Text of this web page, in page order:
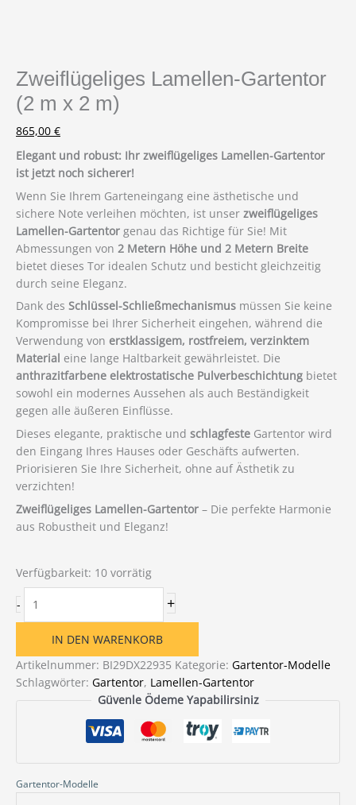
Zweiflügeliges Lamellen-Gartentor
(2 m x 2 m)
865,00 €
Elegant und robust: Ihr zweiflügeliges Lamellen-Gartentor
ist jetzt noch sicherer!
Wenn Sie Ihrem Garteneingang eine ästhetische und
sichere Note verleihen möchten, ist unser zweiflügeliges
Lamellen-Gartentor genau das Richtige für Sie! Mit
Abmessungen von 2 Metern Höhe und 2 Metern Breite
bietet dieses Tor idealen Schutz und besticht gleichzeitig
durch seine Eleganz.
Dank des Schlüssel-Schließmechanismus müssen Sie keine
Kompromisse bei Ihrer Sicherheit eingehen, während die
Verwendung von erstklassigem, rostfreiem, verzinktem
Material eine lange Haltbarkeit gewährleistet. Die
anthrazitfarbene elektrostatische Pulverbeschichtung bietet
sowohl ein modernes Aussehen als auch Beständigkeit
gegen alle äußeren Einflüsse.
Dieses elegante, praktische und schlagfeste Gartentor wird
den Eingang Ihres Hauses oder Geschäfts aufwerten.
Priorisieren Sie Ihre Sicherheit, ohne auf Ästhetik zu
verzichten!
Zweiflügeliges Lamellen-Gartentor – Die perfekte Harmonie
aus Robustheit und Eleganz!
Verfügbarkeit: 10 vorrätig
-
Lamellen-
m
x
2
+
IN DEN WARENKORB
Artikelnummer: BI29DX22935 Kategorie: Gartentor-Modelle
Schlagwörter: Gartentor, Lamellen-Gartentor
Güvenle Ödeme Yapabilirsiniz
Gartentor-Modelle